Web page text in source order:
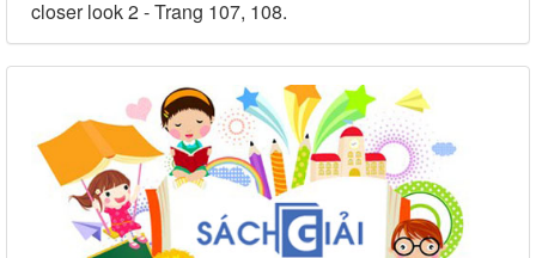
closer look 2 - Trang 107, 108.